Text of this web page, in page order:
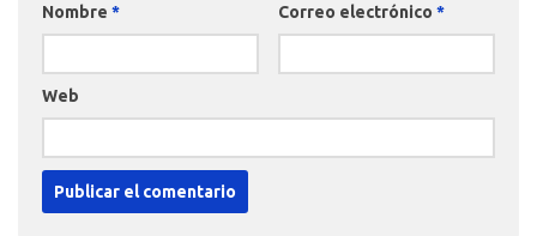
Nombre * Correo electrónico *
Web